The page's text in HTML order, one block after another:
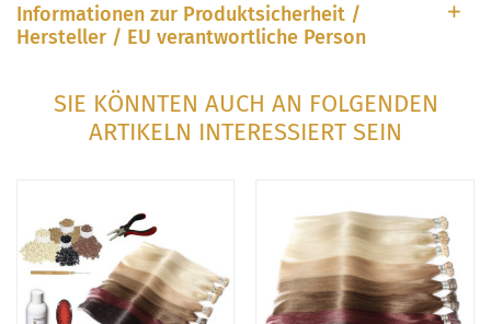
Informationen zur Produktsicherheit /
Hersteller / EU verantwortliche Person
SIE KÖNNTEN AUCH AN FOLGENDEN
ARTIKELN INTERESSIERT SEIN